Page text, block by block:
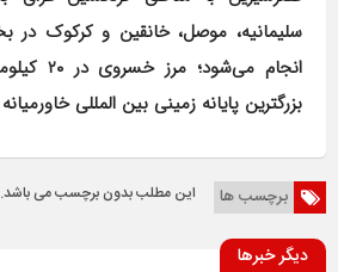
سلیمانیه، موصل، خانقین و کرکوک
انجام
بزرگترین پایانه زمینی بین المللی
برچسب ها این مطلب بدون برچسب می باشد.
دیگر خبرها